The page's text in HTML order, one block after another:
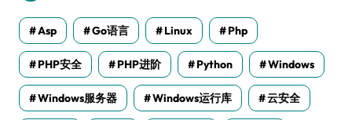
Asp Go语言 Linux Php
PHP安全 PHP进阶 Python Windows
Windows服务器 Windows运行库 云安全